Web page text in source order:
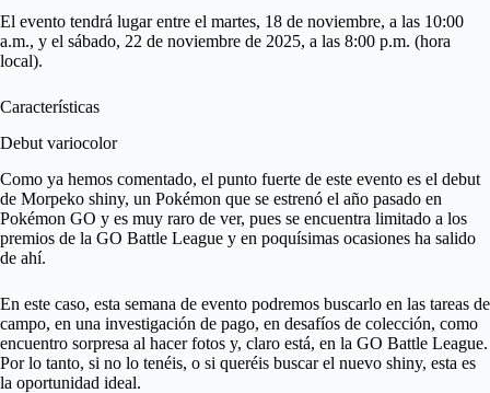
El evento tendrá lugar entre el martes, 18 de noviembre, a las 10:00
a.m., y el sábado, 22 de noviembre de 2025, a las 8:00 p.m. (hora
local).
Características
Debut variocolor
Como ya hemos comentado, el punto fuerte de este evento es el debut
de Morpeko shiny, un Pokémon que se estrenó el año pasado en
Pokémon GO y es muy raro de ver, pues se encuentra limitado a los
premios de la GO Battle League y en poquísimas ocasiones ha salido
de ahí.
En este caso, esta semana de evento podremos buscarlo en las tareas de
campo, en una investigación de pago, en desafíos de colección, como
encuentro sorpresa al hacer fotos y, claro está, en la GO Battle League.
Por lo tanto, si no lo tenéis, o si queréis buscar el nuevo shiny, esta es
la oportunidad ideal.